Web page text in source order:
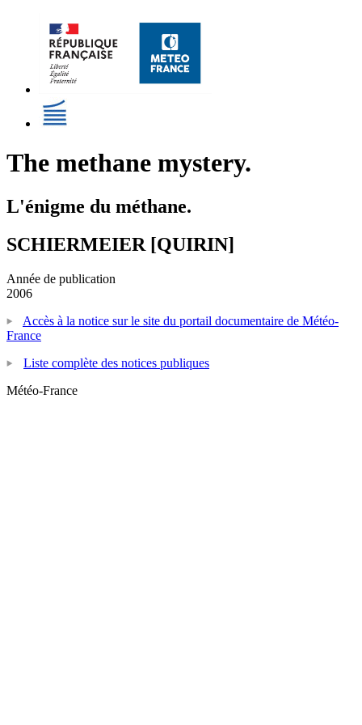
The methane mystery.
L'énigme du méthane.
SCHIERMEIER [QUIRIN]
Année de publication
2006
Accès à la notice sur le site du portail documentaire de Météo-
France
Liste complète des notices publiques
Météo-France